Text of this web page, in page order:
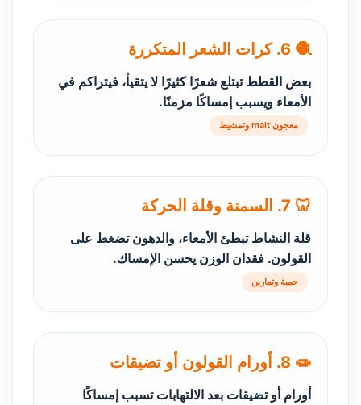
🧶 6. كرات الشعر المتكررة
بعض القطط تبتلع شعرًا كثيرًا لا يتقيأ، فيتراكم في
الأمعاء ويسبب إمساكًا مزمنًا.
معجون malt وتمشيط
🦷 7. السمنة وقلة الحركة
قلة النشاط تبطئ الأمعاء، والدهون تضغط على
القولون. فقدان الوزن يحسن الإمساك.
حمية وتمارين
🧫 8. أورام القولون أو تضيقات
أورام أو تضيقات بعد الالتهابات تسبب إمساكًا